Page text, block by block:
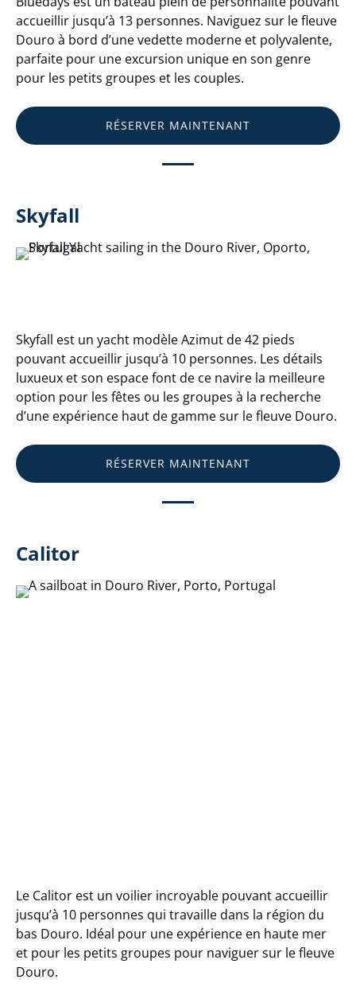
accueillir jusqu’à 13 personnes. Naviguez sur le fleuve
Douro à bord d’une vedette moderne et polyvalente,
parfaite pour une excursion unique en son genre
pour les petits groupes et les couples.
RÉSERVER MAINTENANT
Skyfall
Skyfall est un yacht modèle Azimut de 42 pieds
pouvant accueillir jusqu’à 10 personnes. Les détails
luxueux et son espace font de ce navire la meilleure
option pour les fêtes ou les groupes à la recherche
d’une expérience haut de gamme sur le fleuve Douro.
RÉSERVER MAINTENANT
Calitor
Le Calitor est un voilier incroyable pouvant accueillir
jusqu’à 10 personnes qui travaille dans la région du
bas Douro. Idéal pour une expérience en haute mer
et pour les petits groupes pour naviguer sur le fleuve
Douro.